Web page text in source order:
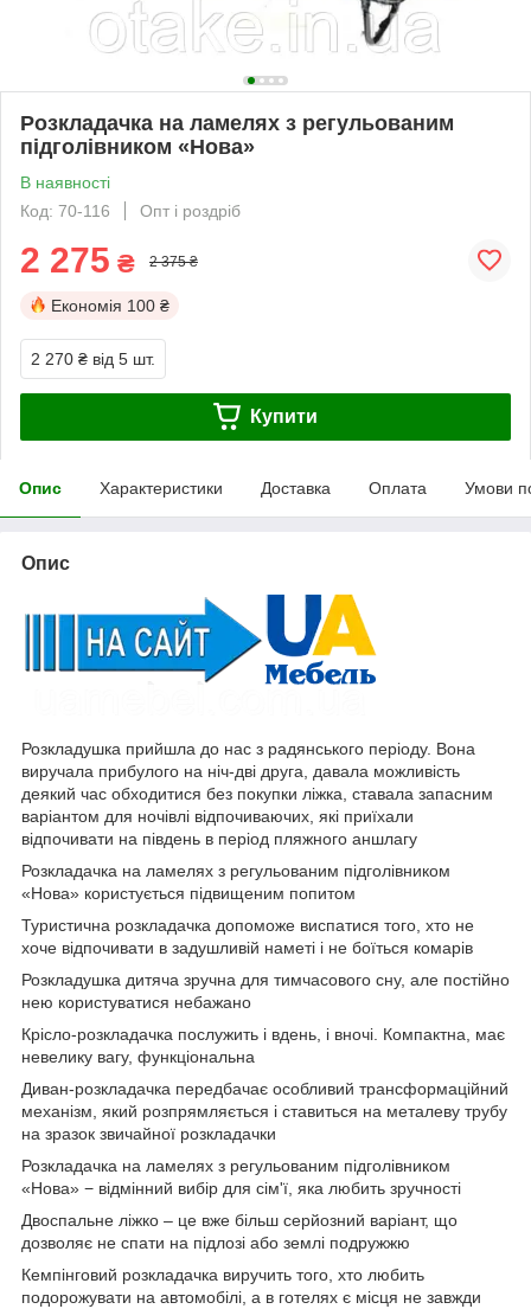
Розкладачка на ламелях з регульованим
підголівником «Нова»
В наявності
Код: 70-116
Опт і роздріб
2 275 ₴ 2 375 ₴
Економія 100 ₴
2 270 ₴ від 5 шт.
Купити
Опис Характеристики Доставка Оплата Умови
Опис
Розкладушка прийшла до нас з радянського періоду. Вона
виручала прибулого на ніч-дві друга, давала можливість
деякий час обходитися без покупки ліжка, ставала запасним
варіантом для ночівлі відпочиваючих, які приїхали
відпочивати на південь в період пляжного аншлагу
Розкладачка на ламелях з регульованим підголівником
«Нова» користується підвищеним попитом
Туристична розкладачка допоможе виспатися того, хто не
хоче відпочивати в задушливій наметі і не боїться комарів
Розкладушка дитяча зручна для тимчасового сну, але постійно
нею користуватися небажано
Крісло-розкладачка послужить і вдень, і вночі. Компактна, має
невелику вагу, функціональна
Диван-розкладачка передбачає особливий трансформаційний
механізм, який розпрямляється і ставиться на металеву трубу
на зразок звичайної розкладачки
Розкладачка на ламелях з регульованим підголівником
«Нова» − відмінний вибір для сім'ї, яка любить зручності
Двоспальне ліжко – це вже більш серйозний варіант, що
дозволяє не спати на підлозі або землі подружжю
Кемпінговий розкладачка виручить того, хто любить
подорожувати на автомобілі, а в готелях є місця не завжди